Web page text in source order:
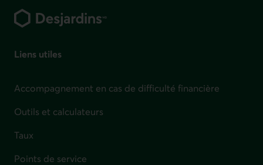
Liens utiles
Accompagnement en cas de difficulté financière
Outils et calculateurs
Taux
Points de service